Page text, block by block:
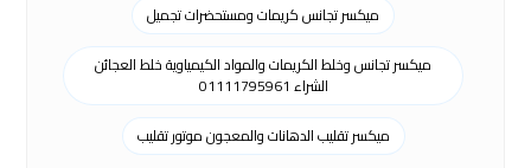
ميكسر تجانس كريمات ومستحضرات تجميل
ميكسر تجانس وخلط الكريمات والمواد الكيمياوية خلط العجائن
الشراء 01111795961
ميكسر تقليب الدهانات والمعجون موتور تقليب